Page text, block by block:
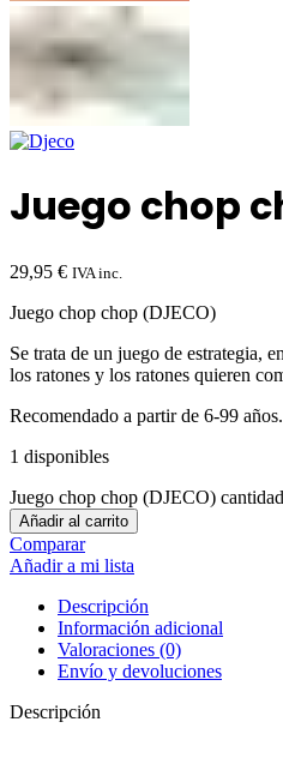
Juego chop
29,95 € IVA inc.
Juego chop chop (DJECO)
Se trata de un juego de estrategia,
los ratones y los ratones quieren
Recomendado a partir de 6-99 años.
1 disponibles
Juego chop chop (DJECO) cantidad
Añadir al carrito
Comparar
Añadir a mi lista
Descripción
Información adicional
Valoraciones (0)
Envío y devoluciones
Descripción